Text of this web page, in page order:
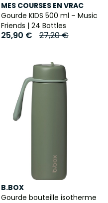
MES COURSES EN VRAC
Gourde KIDS 500 ml – Music
Friends | 24 Bottles
25,90 € 27,20 €
B.BOX
Gourde bouteille isotherme